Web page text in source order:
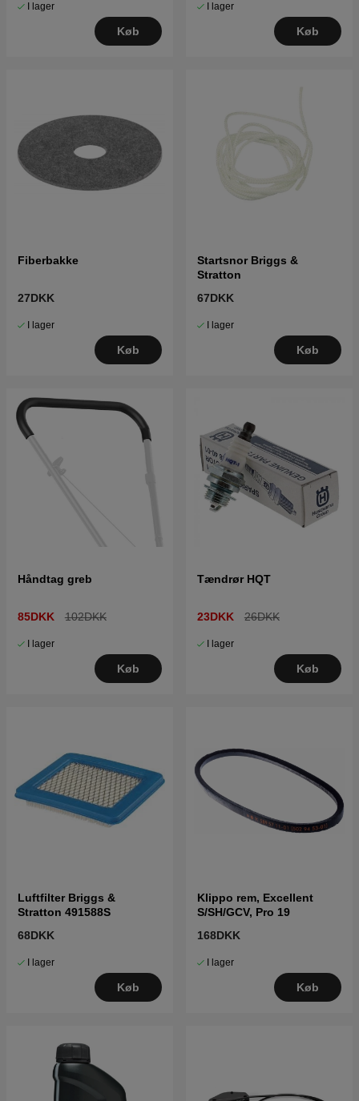
I lager
Køb
I lager
Køb
Fiberbakke
27DKK
I lager
Køb
Startsnor Briggs &
Stratton
67DKK
I lager
Køb
Håndtag greb
85DKK 102DKK
I lager
Køb
Tændrør HQT
23DKK 26DKK
I lager
Køb
Luftfilter Briggs &
Stratton 491588S
68DKK
I lager
Køb
Klippo rem, Excellent
S/SH/GCV, Pro 19
168DKK
I lager
Køb